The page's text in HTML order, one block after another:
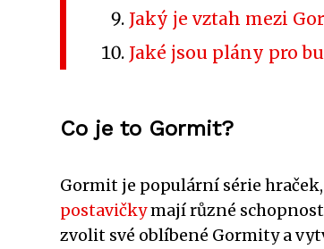
Jaký je vztah mezi
Jaké jsou plány pro
Co je to Gormit?
Gormit je populární série
postavičkymají různé
zvolit své oblíbené Gormity a